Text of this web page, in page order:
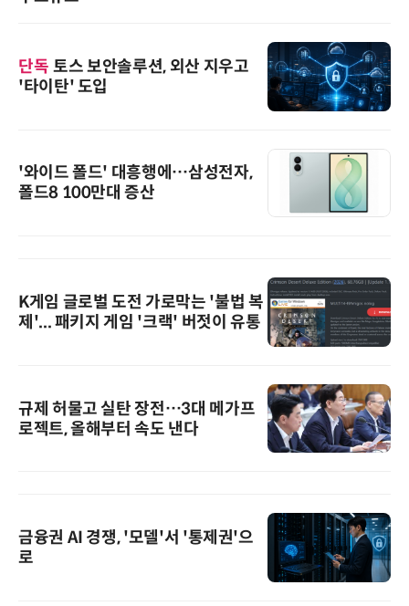
단독 토스 보안솔루션, 외산 지우고
'타이탄' 도입
'와이드 폴드' 대흥행에…삼성전자,
폴드8 100만대 증산
K게임 글로벌 도전 가로막는 '불법 복
제'... 패키지 게임 '크랙' 버젓이 유통
규제 허물고 실탄 장전…3대 메가프
로젝트, 올해부터 속도 낸다
금융권 AI 경쟁, '모델'서 '통제권'으
로